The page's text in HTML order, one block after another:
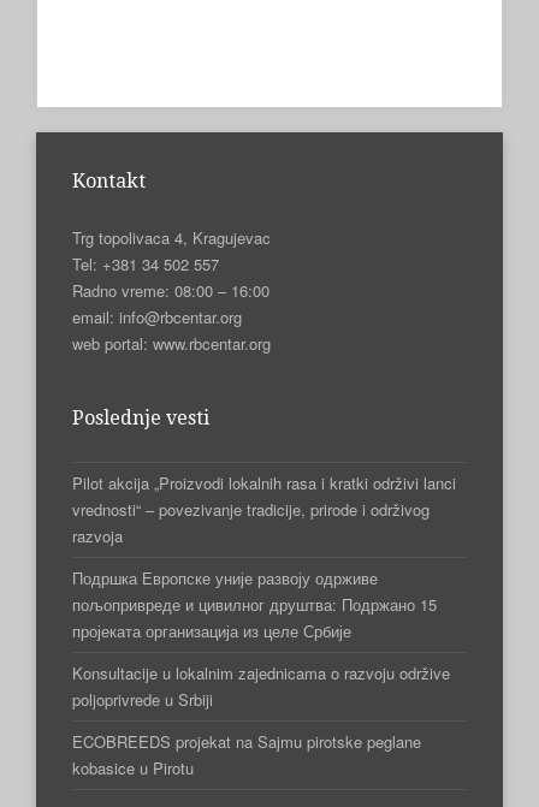
Kontakt
Trg topolivaca 4, Kragujevac
Tel: +381 34 502 557
Radno vreme: 08:00 – 16:00
email: info@rbcentar.org
web portal: www.rbcentar.org
Poslednje vesti
Pilot akcija „Proizvodi lokalnih rasa i kratki održivi lanci
vrednosti“ – povezivanje tradicije, prirode i održivog
razvoja
Подршка Европске уније развоју одрживе
пољопривреде и цивилног друштва: Подржано 15
пројеката организација из целе Србије
Konsultacije u lokalnim zajednicama o razvoju održive
poljoprivrede u Srbiji
ECOBREEDS projekat na Sajmu pirotske peglane
kobasice u Pirotu